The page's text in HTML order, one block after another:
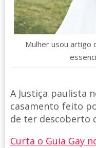
Mulher usou artigo
A Justiça paulista
casamento feito
de ter descoberto
Curta o Guia Gay